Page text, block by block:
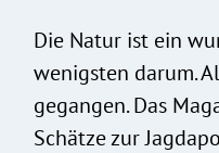
Die Natur ist ein
wenigsten darum.
gegangen. Das
Schätze zur